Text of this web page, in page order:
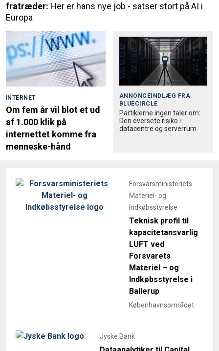
fratræder: Her er hans nye job - satser stort på AI i
Europa
INTERNET
Om fem år vil blot et ud
af 1.000 klik på
internettet komme fra
menneske-hånd
ANNONCEINDLÆG FRA
BLUECIRCLE
Partiklerne ingen taler om:
Den oversete risiko i
datacentre og serverrum
Forsvarsministeriets
Materiel- og
Indkøbsstyrelse
Teknisk profil til
kapacitetansvarlig
LUFT ved
Forsvarets
Materiel – og
Indkøbsstyrelse i
Ballerup
Københavnsområdet
Jyske Bank